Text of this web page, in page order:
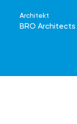
Architekt
BRO Architects